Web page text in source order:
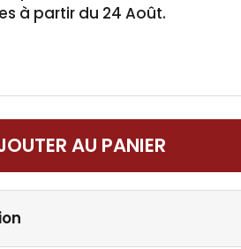
à partir du 24 Août.
AU PANIER